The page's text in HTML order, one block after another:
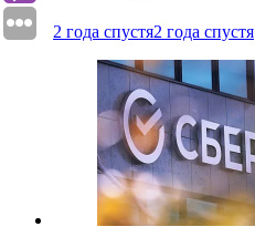
2 года спустя2 года спустя